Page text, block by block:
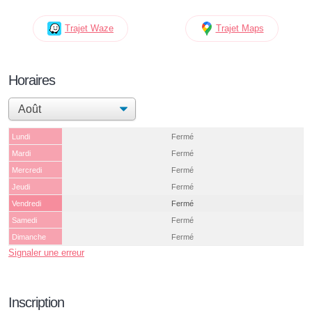
Trajet Waze Trajet Maps
Horaires
Lundi
Fermé
Mardi
Fermé
Mercredi
Fermé
Jeudi
Fermé
Vendredi
Fermé
Samedi
Fermé
Dimanche
Fermé
Signaler une erreur
Inscription